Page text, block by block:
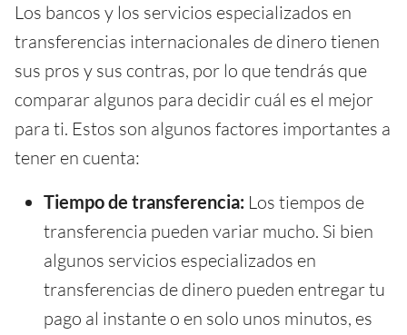
Los bancos y los servicios especializados en
transferencias internacionales de dinero tienen
sus pros y sus contras, por lo que tendrás que
comparar algunos para decidir cuál es el mejor
para ti. Estos son algunos factores importantes a
tener en cuenta:
Tiempo de transferencia: Los tiempos de
transferencia pueden variar mucho. Si bien
algunos servicios especializados en
transferencias de dinero pueden entregar tu
pago al instante o en solo unos minutos, es